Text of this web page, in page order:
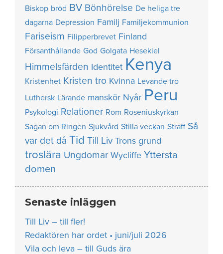
Biskop bröd BV Bönhörelse De heliga tre
dagarna Depression Familj Familjekommunion
Fariseism Filipperbrevet Finland
Försanthållande God Golgata Hesekiel
Himmelsfärden Identitet Kenya
Kristenhet Kristen tro Kvinna Levande tro
Luthersk Lärande manskör Nyår Peru
Psykologi Relationer Rom Roseniuskyrkan
Sagan om Ringen Sjukvård Stilla veckan Straff Så
var det då Tid Till Liv Trons grund
troslära Ungdomar Wycliffe Yttersta
domen
Senaste inläggen
Till Liv – till fler!
Redaktören har ordet • juni/juli 2026
Vila och leva – till Guds ära